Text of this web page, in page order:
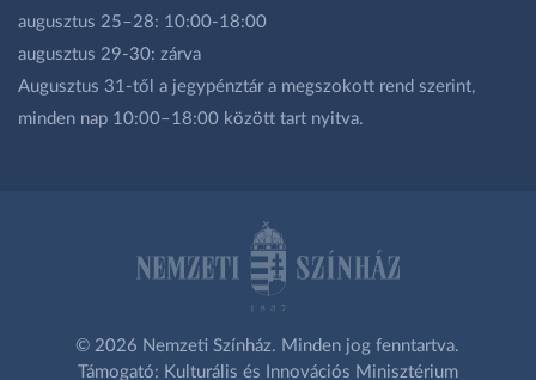
augusztus 25–28: 10:00-18:00
augusztus 29-30: zárva
Augusztus 31-től a jegypénztár a megszokott rend szerint,
minden nap 10:00–18:00 között tart nyitva.
© 2026 Nemzeti Színház. Minden jog fenntartva.
Támogató: Kulturális és Innovációs Minisztérium